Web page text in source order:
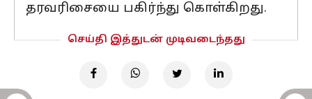
தரவரிசையை பகிர்ந்து கொள்கிறது.
செய்தி இத்துடன் முடிவடைந்தது